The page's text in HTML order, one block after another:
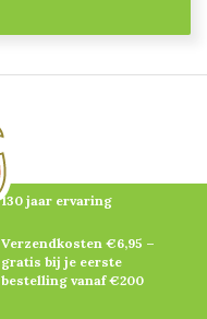
130 jaar ervaring
Verzendkosten €6,95 –
gratis bij je eerste
bestelling vanaf €200